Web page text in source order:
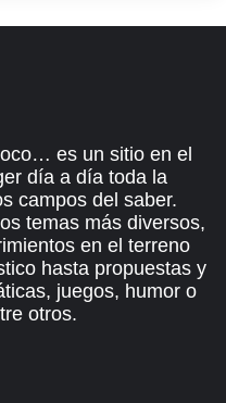
es un sitio en el
día a día toda la
campos del saber.
temas más diversos,
en el terreno
hasta propuestas y
juegos, humor o
otros.